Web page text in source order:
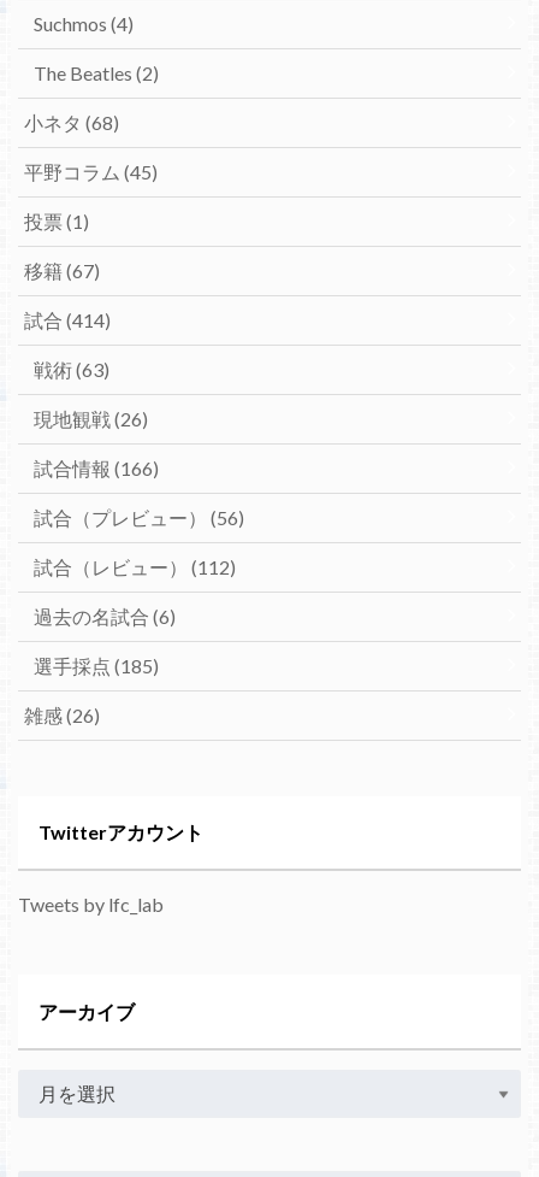
Suchmos (4)
The Beatles (2)
小ネタ (68)
平野コラム (45)
投票 (1)
移籍(67)
試合 (414)
戦術(63)
現地観戦 (26)
試合情報 (166)
試合（プレビュー） (56)
試合（レビュー） (112)
過去の名試合 (6)
選手採点 (185)
雑感(26)
Twitterアカウント
Tweets by lfc_lab
アーカイブ